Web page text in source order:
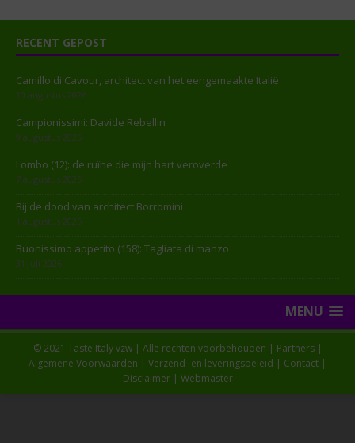
RECENT GEPOST
Camillo di Cavour, architect van het eengemaakte Italië
10 augustus 2026
Campionissimi: Davide Rebellin
9 augustus 2026
Lombo (12): de ruïne die mijn hart veroverde
7 augustus 2026
Bij de dood van architect Borromini
1 augustus 2026
Buonissimo appetito (158): Tagliata di manzo
31 juli 2026
MENU
© 2021 Taste Italy vzw | Alle rechten voorbehouden | Partners|
Algemene Voorwaarden | Verzend- en leveringsbeleid | Contact |
Disclaimer| Webmaster